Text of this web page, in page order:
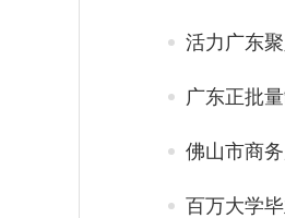
活力广东
广东正批
佛山市商
百万大学